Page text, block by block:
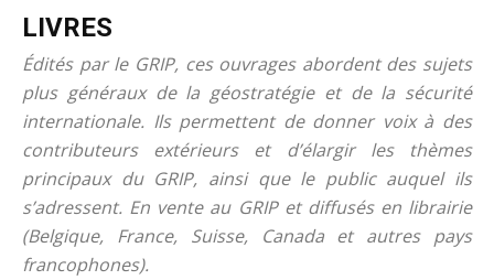
LIVRES
Édités par le GRIP, ces ouvrages abordent des sujets
plus généraux de la géostratégie et de la sécurité
internationale. Ils permettent de donner voix à des
contributeurs extérieurs et d’élargir les thèmes
principaux du GRIP, ainsi que le public auquel ils
s’adressent. En vente au GRIP et diffusés en librairie
(Belgique, France, Suisse, Canada et autres pays
francophones).